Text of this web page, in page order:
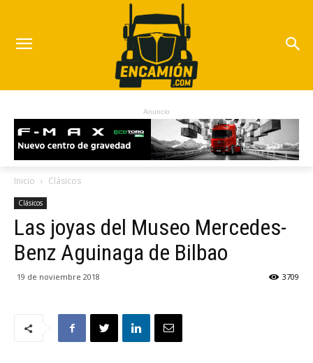
Anuncio
Inicio Clásicos
Clásicos
Las joyas del Museo Mercedes-
Benz Aguinaga de Bilbao
19 de noviembre 2018 3709